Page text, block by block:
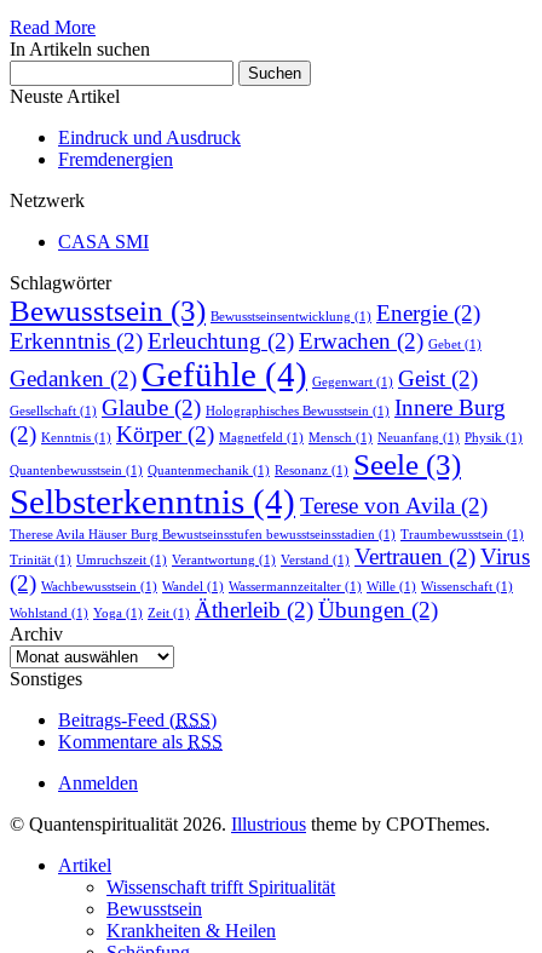
Read More
In Artikeln suchen
nach:
Neuste Artikel
Eindruck und Ausdruck
Fremdenergien
Netzwerk
CASA SMI
Schlagwörter
Bewusstsein (3) Bewusstseinsentwicklung (1) Energie (2)
Erkenntnis (2)Erleuchtung (2)Erwachen (2) Gebet (1)
Gedanken (2) Gefühle (4) Gegenwart (1) Geist (2)
Gesellschaft (1) Glaube (2) Holographisches Bewusstsein (1) Innere Burg
(2) Kenntnis (1) Körper(2) Magnetfeld (1) Mensch (1) Neuanfang (1) Physik (1)
Quantenbewusstsein (1) Quantenmechanik (1) Resonanz (1) Seele (3)
Selbsterkenntnis (4) Terese von Avila (2)
Therese Avila Häuser Burg Bewustseinsstufen bewusstseinsstadien (1) Traumbewusstsein (1)
Trinität (1) Umruchszeit (1) Verantwortung (1) Verstand (1) Vertrauen (2)Virus
(2) Wachbewusstsein (1) Wandel (1) Wassermannzeitalter (1) Wille (1) Wissenschaft (1)
Wohlstand (1) Yoga (1) Zeit (1) Ätherleib (2)Übungen (2)
Archiv
Archiv
Sonstiges
Beitrags-Feed (RSS)
Kommentare als RSS
Anmelden
© Quantenspiritualität 2026. Illustrious theme by CPOThemes.
Artikel
Wissenschaft trifft Spiritualität
Bewusstsein
Krankheiten & Heilen